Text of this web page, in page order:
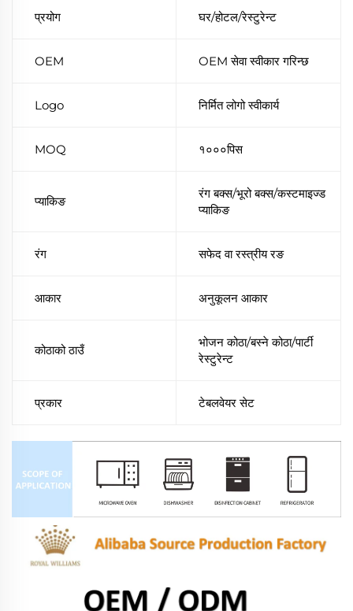
प्रयोग घर/होटल/रेस्टुरेन्ट
OEM OEM सेवा स्वीकार गरिन्छ
Logo निर्मित लोगो स्वीकार्य
MOQ १०००पिस
प्याकिङ
रंग बक्स/भूरो बक्स/कस्टमाइज्ड
प्याकिङ
रंग सफेद वा रस्त्रीय रङ
आकार अनुकूलन आकार
कोठाको ठाउँ
भोजन कोठा/बस्ने कोठा/पार्टी
रेस्टुरेन्ट
प्रकार टेबलवेयर सेट